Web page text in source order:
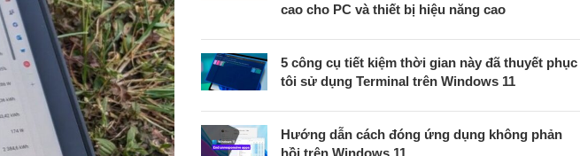
cao cho PC và thiết bị hiệu năng cao
5 công cụ tiết kiệm thời gian này đã thuyết phục
tôi sử dụng Terminal trên Windows 11
Hướng dẫn cách đóng ứng dụng không phản
hồi trên Windows 11